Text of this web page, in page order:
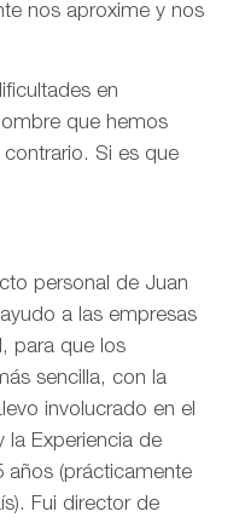
nos aproxime y nos
en
que hemos
Si es que
personal de Juan
a las empresas
para que los
sencilla, con la
involucrado en el
la Experiencia de
años (prácticamente
Fui director de